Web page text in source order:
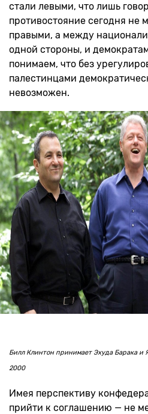
стали левыми, что лишь
противостояние сегодня не
правыми, а между
одной стороны, и
понимаем, что без
палестинцами
невозможен.
Билл Клинтон принимает Эхуда Барака и
2000
Имея перспективу
прийти к соглашению — не